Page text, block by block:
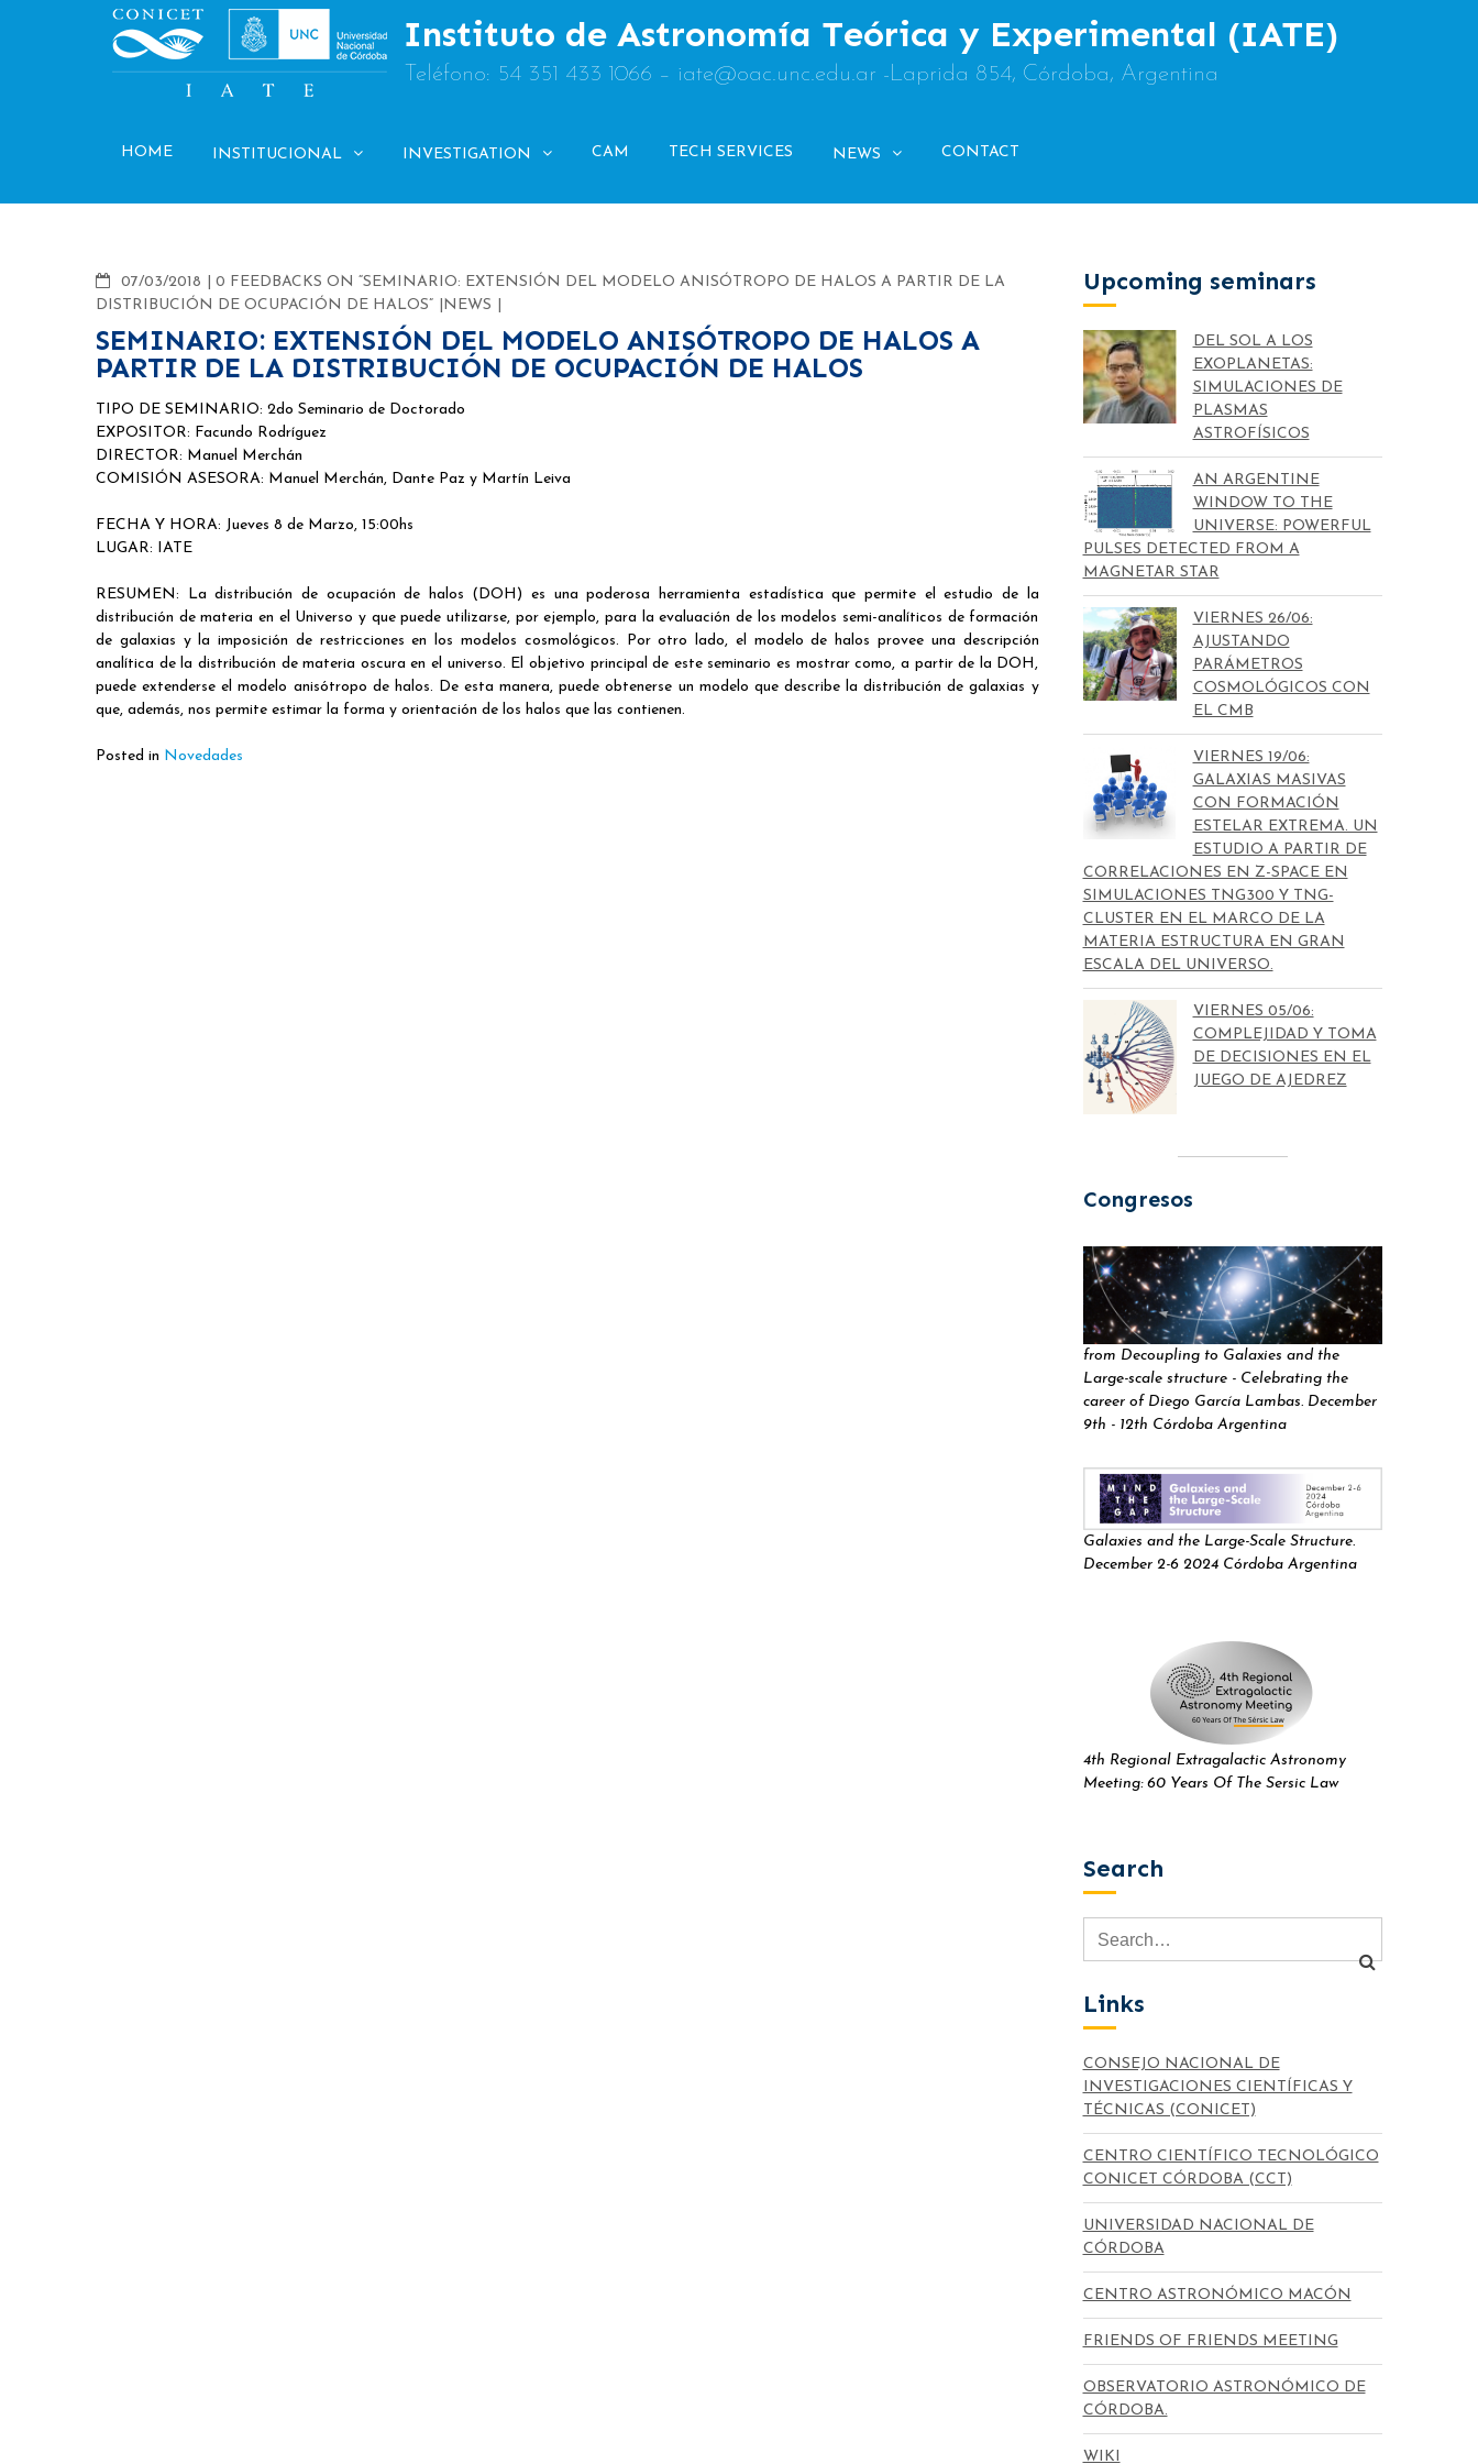
Instituto de Astronomía Teórica y Experimental (IATE)
Teléfono: 54 351 433 1066 – iate@oac.unc.edu.ar -Laprida 854, Córdoba, Argentina
HOME INSTITUCIONAL INVESTIGATION CAM TECH SERVICES NEWS CONTACT
07/03/2018 COMMENTS
0 FEEDBACKS ON “SEMINARIO: EXTENSIÓN DEL MODELO ANISÓTROPO DE HALOS A PARTIR DE LA
DISTRIBUCIÓN DE OCUPACIÓN DE HALOS”
NEWS
SEMINARIO: EXTENSIÓN DEL MODELO ANISÓTROPO DE HALOS A
PARTIR DE LA DISTRIBUCIÓN DE OCUPACIÓN DE HALOS
TIPO DE SEMINARIO: 2do Seminario de Doctorado
EXPOSITOR: Facundo Rodríguez
DIRECTOR: Manuel Merchán
COMISIÓN ASESORA: Manuel Merchán, Dante Paz y Martín Leiva
FECHA Y HORA: Jueves 8 de Marzo, 15:00hs
LUGAR: IATE
RESUMEN: La distribución de ocupación de halos (DOH) es una poderosa herramienta estadística que permite el estudio de la
distribución de materia en el Universo y que puede utilizarse, por ejemplo, para la evaluación de los modelos semi-analíticos de formación
de galaxias y la imposición de restricciones en los modelos cosmológicos. Por otro lado, el modelo de halos provee una descripción
analítica de la distribución de materia oscura en el universo. El objetivo principal de este seminario es mostrar como, a partir de la DOH,
puede extenderse el modelo anisótropo de halos. De esta manera, puede obtenerse un modelo que describe la distribución de galaxias y
que, además, nos permite estimar la forma y orientación de los halos que las contienen.
Posted in Novedades
Upcoming seminars
DEL SOL A LOS
EXOPLANETAS:
SIMULACIONES DE
PLASMAS
ASTROFÍSICOS
AN ARGENTINE
WINDOW TO THE
UNIVERSE: POWERFUL
PULSES DETECTED FROM A
MAGNETAR STAR
VIERNES 26/06:
AJUSTANDO
PARÁMETROS
COSMOLÓGICOS CON
EL CMB
VIERNES 19/06:
GALAXIAS MASIVAS
CON FORMACIÓN
ESTELAR EXTREMA. UN
ESTUDIO A PARTIR DE
CORRELACIONES EN Z-SPACE EN
SIMULACIONES TNG300 Y TNG-
CLUSTER EN EL MARCO DE LA
MATERIA ESTRUCTURA EN GRAN
ESCALA DEL UNIVERSO.
VIERNES 05/06:
COMPLEJIDAD Y TOMA
DE DECISIONES EN EL
JUEGO DE AJEDREZ
Congresos
from Decoupling to Galaxies and the
Large-scale structure - Celebrating the
career of Diego García Lambas. December
9th - 12th Córdoba Argentina
Galaxies and the Large-Scale Structure.
December 2-6 2024 Córdoba Argentina
4th Regional Extragalactic Astronomy
Meeting: 60 Years Of The Sersic Law
Search
Links
CONSEJO NACIONAL DE
INVESTIGACIONES CIENTÍFICAS Y
TÉCNICAS (CONICET)
CENTRO CIENTÍFICO TECNOLÓGICO
CONICET CÓRDOBA (CCT)
UNIVERSIDAD NACIONAL DE
CÓRDOBA
CENTRO ASTRONÓMICO MACÓN
FRIENDS OF FRIENDS MEETING
OBSERVATORIO ASTRONÓMICO DE
CÓRDOBA.
WIKI